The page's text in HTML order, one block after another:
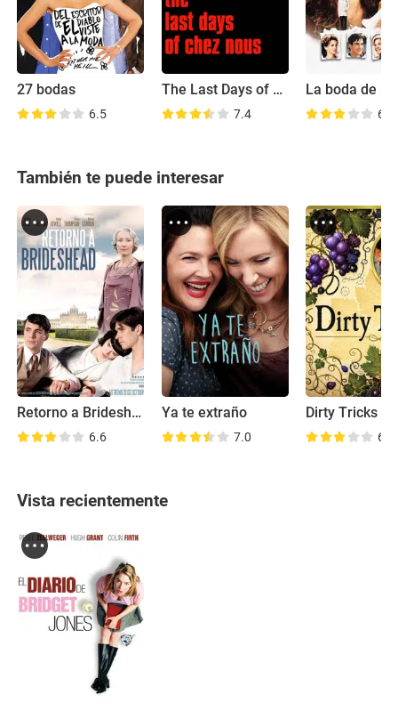
27 bodas
6.5
The Last Days of Chez Nous
7.4 6.7
También te puede interesar
Retorno a Brideshead
6.6
Ya te extraño
7.0
Dirty Tricks
6.7
Vista recientemente